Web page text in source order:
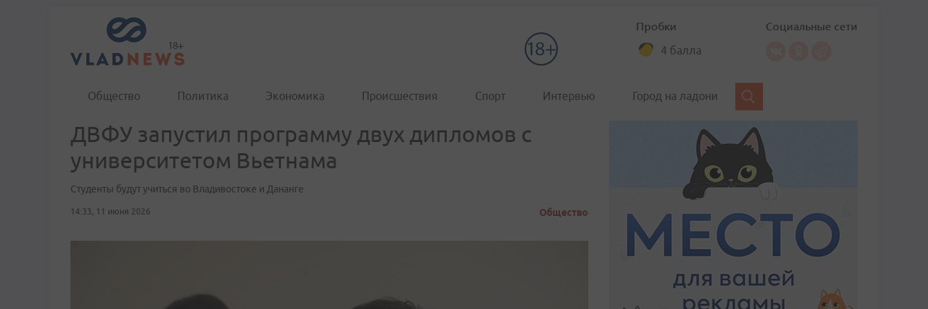
Пробки
4 балла
Социальные сети
Общество Политика Экономика Происшествия Спорт Интервью Город на ладони
ДВФУ запустил программу двух дипломов с
университетом Вьетнама
Студенты будут учиться во Владивостоке и Дананге
14:33, 11 июня 2026 Общество